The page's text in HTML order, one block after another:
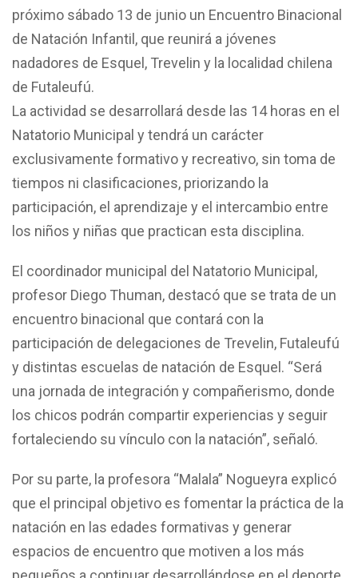
próximo sábado 13 de junio un Encuentro Binacional
de Natación Infantil, que reunirá a jóvenes
nadadores de Esquel, Trevelin y la localidad chilena
de Futaleufú.
La actividad se desarrollará desde las 14 horas en el
Natatorio Municipal y tendrá un carácter
exclusivamente formativo y recreativo, sin toma de
tiempos ni clasificaciones, priorizando la
participación, el aprendizaje y el intercambio entre
los niños y niñas que practican esta disciplina.
El coordinador municipal del Natatorio Municipal,
profesor Diego Thuman, destacó que se trata de un
encuentro binacional que contará con la
participación de delegaciones de Trevelin, Futaleufú
y distintas escuelas de natación de Esquel. “Será
una jornada de integración y compañerismo, donde
los chicos podrán compartir experiencias y seguir
fortaleciendo su vínculo con la natación”, señaló.
Por su parte, la profesora “Malala” Nogueyra explicó
que el principal objetivo es fomentar la práctica de la
natación en las edades formativas y generar
espacios de encuentro que motiven a los más